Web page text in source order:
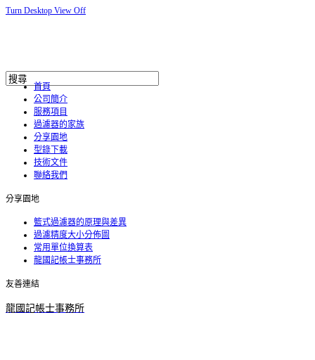
Turn Desktop View Off
首頁
公司簡介
服務項目
過濾器的家族
分享園地
型錄下載
技術文件
聯絡我們
分享園地
籃式過濾器的原理與差異
過濾精度大小分佈圖
常用單位換算表
龍國記帳士事務所
友善連結
龍國記帳士事務所